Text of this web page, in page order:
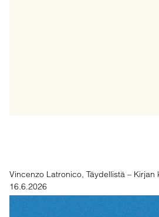
Vincenzo Latronico, Täydellistä – Kirjan
16.6.2026